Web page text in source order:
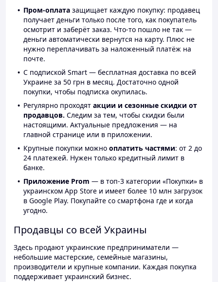
Пром-оплата защищает каждую покупку: продавец
получает деньги только после того, как покупатель
осмотрит и заберёт заказ. Что-то пошло не так —
деньги автоматически вернутся на карту. Плюс не
нужно переплачивать за наложенный платёж на
почте.
С подпиской Smart — бесплатная доставка по всей
Украине за 50 грн в месяц. Достаточно одной
покупки, чтобы подписка окупилась.
Регулярно проходят акции и сезонные скидки от
продавцов. Следим за тем, чтобы скидки были
настоящими. Актуальные предложения — на
главной странице или в приложении.
Крупные покупки можно оплатить частями: от 2 до
24 платежей. Нужен только кредитный лимит в
банке.
Приложение Prom — в топ-3 категории «Покупки» в
украинском App Store и имеет более 10 млн загрузок
в Google Play. Покупайте со смартфона где и когда
угодно.
Продавцы со всей Украины
Здесь продают украинские предприниматели —
небольшие мастерские, семейные магазины,
производители и крупные компании. Каждая покупка
поддерживает украинский бизнес.